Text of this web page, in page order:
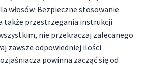
włosów. Bezpieczne stosowanie
także przestrzegania instrukcji
nie przekraczaj zalecanego
zawsze odpowiedniej ilości
powinna zacząć się od